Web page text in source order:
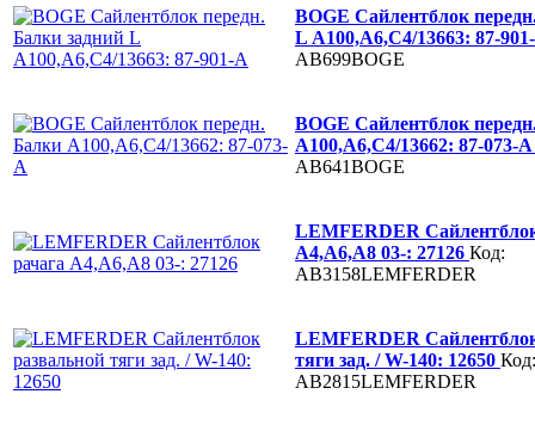
BOGE Сайлентблок
L А100,А6,С4/13663: 87-
AB699BOGE
BOGE Сайлентблок
А100,А6,С4/13662: 87-073-A
AB641BOGE
LEMFERDER
A4,A6,A8 03-: 27126 Код:
AB3158LEMFERDER
LEMFERDER
тяги зад. / W-140: 12650 Код:
AB2815LEMFERDER